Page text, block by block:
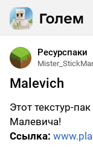
Ресурспаки
Malevich
Этот текстур-
Малевича!
Ссылка: